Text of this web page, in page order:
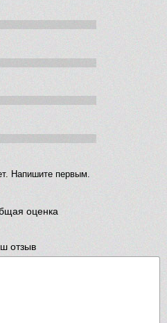
Напишите первым.
оценка
отзыв